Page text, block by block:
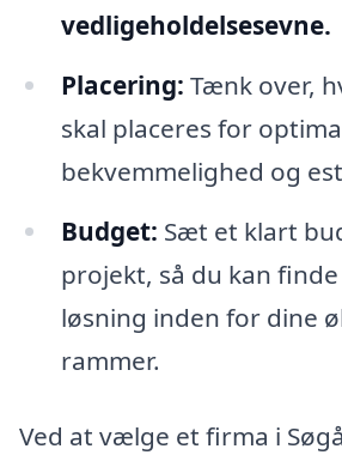
vedligeholdelsesevne.
Placering: Tænk over,
skal placeres for
bekvemmelighed og
Budget: Sæt et klart
projekt, så du kan
løsning inden for dine
rammer.
Ved at vælge et firma i